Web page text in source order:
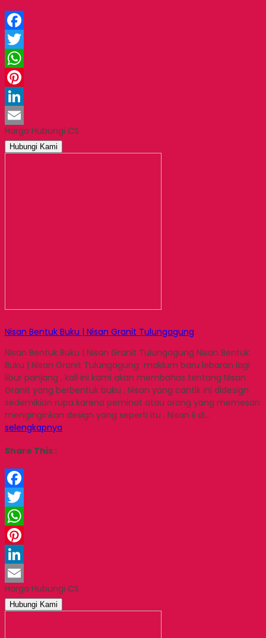
Facebook
Twitter
WhatsApp
Pinterest
LinkedIn
Email
Harga Hubungi CS
Hubungi Kami
Nisan Bentuk Buku | Nisan Granit Tulungagung
Nisan Bentuk Buku | Nisan Granit Tulungagung Nisan Bentuk
Buku | Nisan Granit Tulungagung maklum baru lebaran lagi
libur panjang , kali ini kami akan membahas tentang Nisan
Granit yang berbentuk buku . Nisan yang cantik ini didesign
sedemikian rupa karena peminat atau orang yang memesan
menginginkan design yang seperti itu . Nisan ii di…
selengkapnya
Share This :
Facebook
Twitter
WhatsApp
Pinterest
LinkedIn
Email
Harga Hubungi CS
Hubungi Kami